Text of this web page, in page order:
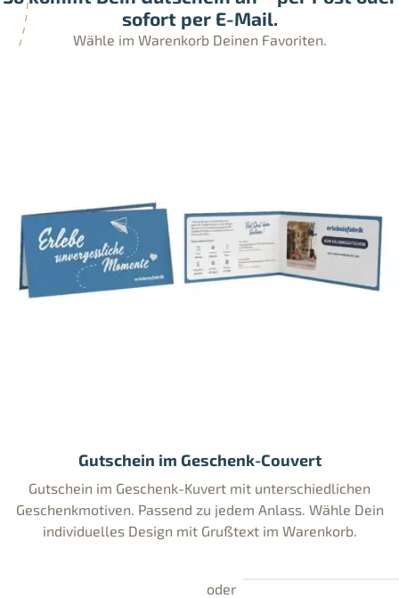
sofort per E-Mail.
Wähle im Warenkorb Deinen Favoriten.
Gutschein im Geschenk-Couvert
Gutschein im Geschenk-Kuvert mit unterschiedlichen
Geschenkmotiven. Passend zu jedem Anlass. Wähle Dein
individuelles Design mit Grußtext im Warenkorb.